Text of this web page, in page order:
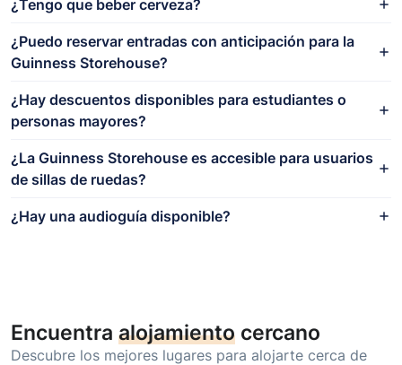
¿Tengo que beber cerveza?
¿Puedo reservar entradas con anticipación para la
Guinness Storehouse?
¿Hay descuentos disponibles para estudiantes o
personas mayores?
¿La Guinness Storehouse es accesible para usuarios
de sillas de ruedas?
¿Hay una audioguía disponible?
Encuentra alojamiento cercano
Descubre los mejores lugares para alojarte cerca de